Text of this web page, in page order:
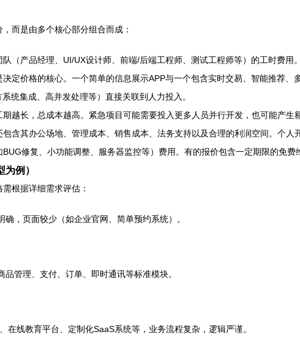
而是由多个核心部分组合而成：
（产品经理、UI/UX设计师、前端/后端工程师、测试工程师等）的工时费用
决定价格的核心。一个简单的信息展示APP与一个包含实时交易、智能推荐
统集成、高并发处理等）直接关联到人力投入。
期越长，总成本越高。紧急项目可能需要投入更多人员并行开发，也可能产生
包含其办公场地、管理成本、销售成本、法务支持以及合理的利润空间。个人
修复、小功能调整、服务器监控等）费用。有的报价包含一定期限的免费
例）
根据详细需求评估：
确，页面较少（如企业官网、简单预约系统）。
品管理、支付、订单、即时通讯等标准模块。
在线教育平台、定制化SaaS系统等，业务流程复杂，逻辑严谨。